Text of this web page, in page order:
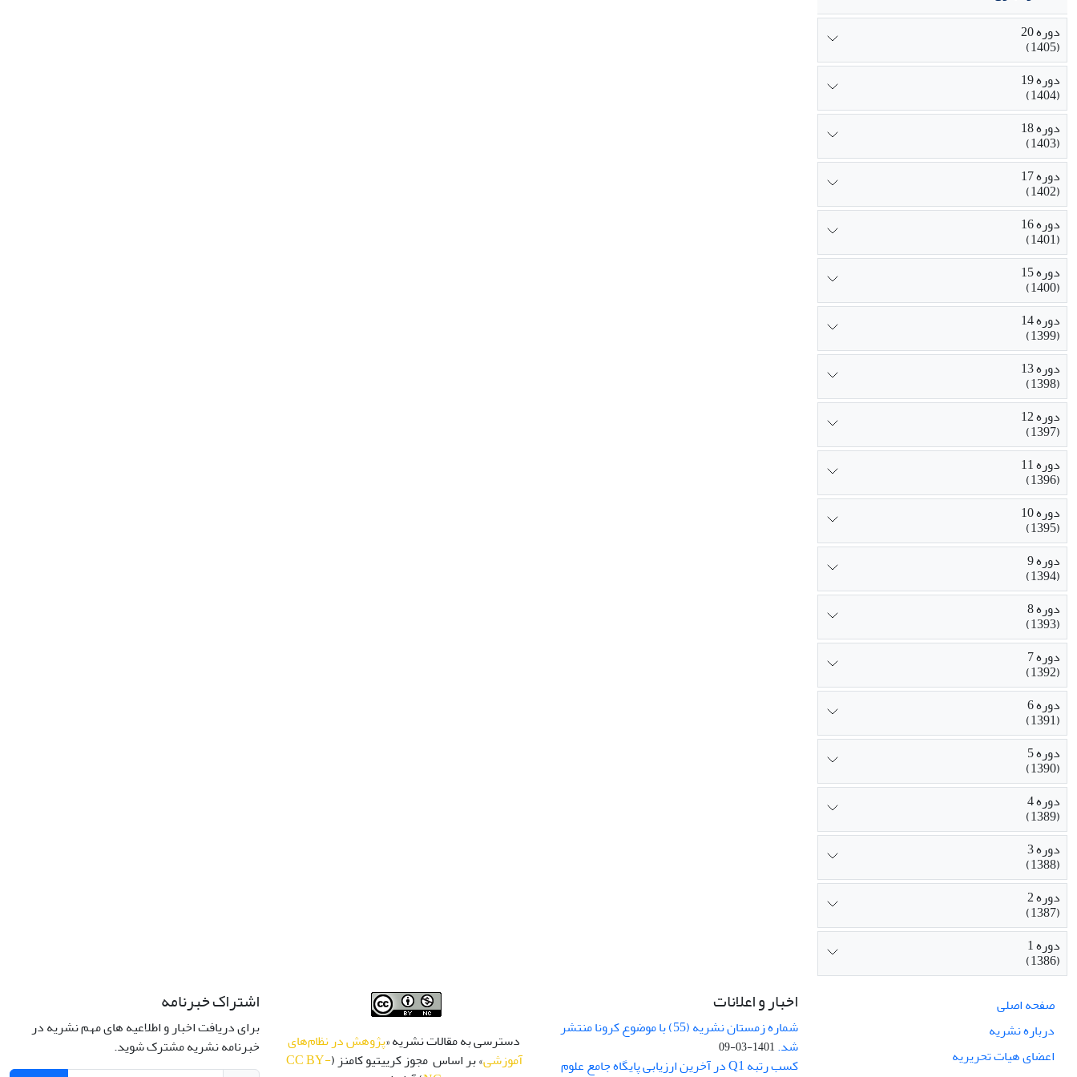
دوره 20
(1405)
دوره 19
(1404)
دوره 18
(1403)
دوره 17
(1402)
دوره 16
(1401)
دوره 15
(1400)
دوره 14
(1399)
دوره 13
(1398)
دوره 12
(1397)
دوره 11
(1396)
دوره 10
(1395)
دوره 9
(1394)
دوره 8
(1393)
دوره 7
(1392)
دوره 6
(1391)
دوره 5
(1390)
دوره 4
(1389)
دوره 3
(1388)
دوره 2
(1387)
دوره 1
(1386)
صفحه اصلی
درباره نشریه
اعضای هیات تحریریه
اخبار و اعلانات
شماره زمستان نشریه (55) با موضوع کرونا منتشر
شد.1401-03-09
کسب رتبه Q1 در آخرین ارزیابی پایگاه جامع علوم
دسترسی به مقالات نشریه «پژوهش در نظام‌های
آموزشی» بر اساس مجوز کرییتیو کامنز (CC BY-
اشتراک خبرنامه
برای دریافت اخبار و اطلاعیه های مهم نشریه در
خبرنامه نشریه مشترک شوید.